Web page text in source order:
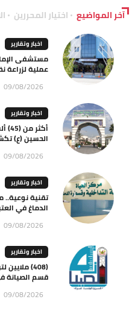
آخر المواضيع اختيار المحررين
اخبار وتقارير
عملية لزراعة
09/08/2026
اخبار وتقارير
الحسين (ع)
09/08/2026
اخبار وتقارير
تقنية نوعية..
الدماغ في
09/08/2026
اخبار وتقارير
قسم الصيانة
09/08/2026